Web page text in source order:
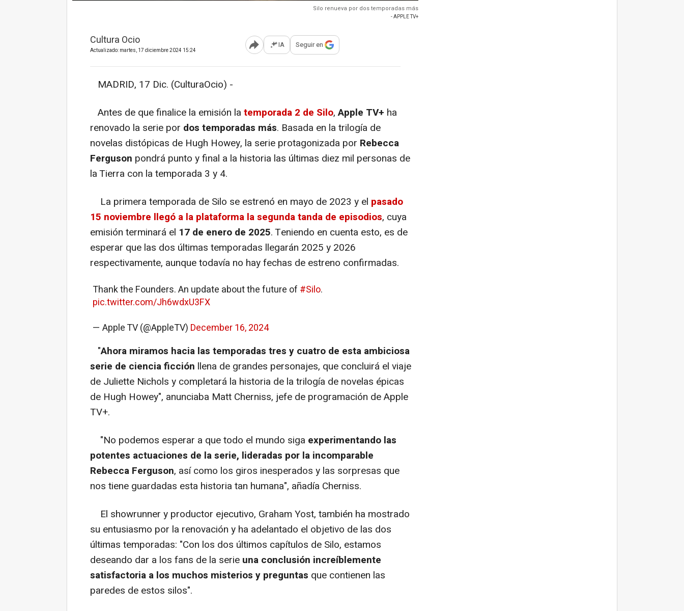
Silo renueva por dos temporadas más
- APPLE TV+
Cultura Ocio
Actualizado: martes, 17 diciembre 2024 15:24 Abrir opciones para compartir
IA Seguir en
MADRID, 17 Dic. (CulturaOcio) -
Antes de que finalice la emisión la temporada 2 de Silo,Apple TV+ ha
renovado la serie por dos temporadas más. Basada en la trilogía de
novelas distópicas de Hugh Howey, la serie protagonizada por Rebecca
Ferguson pondrá punto y final a la historia las últimas diez mil personas de
la Tierra con la temporada 3 y 4.
La primera temporada de Silo se estrenó en mayo de 2023 y el pasado
15 noviembre llegó a la plataforma la segunda tanda de episodios, cuya
emisión terminará el 17 de enero de 2025. Teniendo en cuenta esto, es de
esperar que las dos últimas temporadas llegarán 2025 y 2026
respectivamente, aunque todavía no hay fechas de estreno confirmadas.
Thank the Founders. An update about the future of #Silo.
pic.twitter.com/Jh6wdxU3FX
— Apple TV (@AppleTV) December 16, 2024
"Ahora miramos hacia las temporadas tres y cuatro de esta ambiciosa
serie de ciencia ficción llena de grandes personajes, que concluirá el viaje
de Juliette Nichols y completará la historia de la trilogía de novelas épicas
de Hugh Howey", anunciaba Matt Cherniss, jefe de programación de Apple
TV+.
"No podemos esperar a que todo el mundo siga experimentando las
potentes actuaciones de la serie, lideradas por la incomparable
Rebecca Ferguson, así como los giros inesperados y las sorpresas que
nos tiene guardadas esta historia tan humana", añadía Cherniss.
El showrunner y productor ejecutivo, Graham Yost, también ha mostrado
su entusiasmo por la renovación y ha adelantado el objetivo de las dos
últimas temporadas: "Con los dos últimos capítulos de Silo, estamos
deseando dar a los fans de la serie una conclusión increíblemente
satisfactoria a los muchos misterios y preguntas que contienen las
paredes de estos silos".